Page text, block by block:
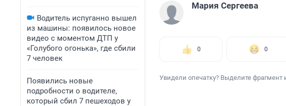
Водитель испуганно вышел
из машины: появилось новое
видео с моментом ДТП у
«Голубого огонька», где сбили
7 человек
Появились новые
подробности о водителе,
который сбил 7 пешеходов у
Мария Сергеева
0 0
Увидели опечатку? Выделите фрагмент